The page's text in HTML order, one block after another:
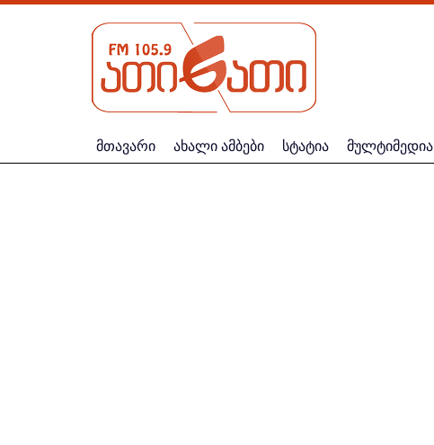
მთავარი ახალი ამბები სტატია მულტიმედია